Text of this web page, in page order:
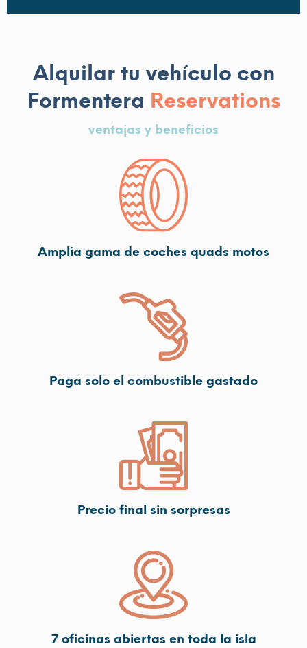
Alquilar tu vehículo con
Formentera Reservations
ventajas y beneficios
Amplia gama de coches quads motos
Paga solo el combustible gastado
Precio final sin sorpresas
7 oficinas abiertas en toda la isla